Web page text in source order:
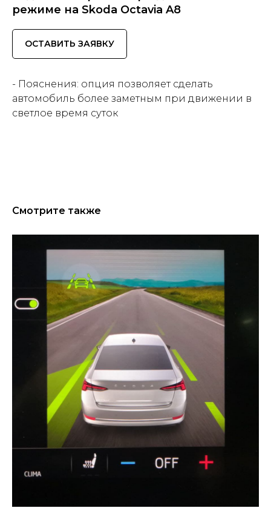
режиме на Skoda Octavia A8
ОСТАВИТЬ ЗАЯВКУ
- Пояснения: опция позволяет сделать
автомобиль более заметным при движении в
светлое время суток
Смотрите также